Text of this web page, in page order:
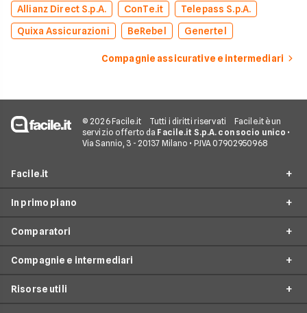
Allianz Direct S.p.A.
ConTe.it
Telepass S.p.A.
Quixa Assicurazioni
BeRebel Genertel
Compagnie assicurative e intermediari
© 2026 Facile.it Tutti i diritti riservati
Facile.it è un
servizio offerto da Facile.it S.p.A. con socio unico •
Via Sannio, 3 - 20137 Milano • P.IVA 07902950968
Facile.it
Assicurazioni
Prestiti
In primo piano
Assicurazioni online
Assicurazione Auto
Assicurazione Moto
Comparatori
Preventivo assicurazione auto
Preventivo Assicurazione Moto
Compagnie e intermediari
Risorse utili